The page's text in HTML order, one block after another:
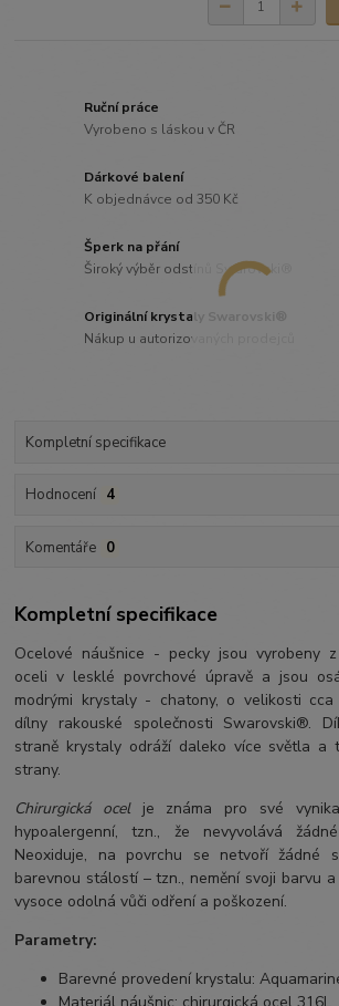
Ruční práce
Vyrobeno s láskou v ČR
Dárkové balení
K objednávce od 350 Kč
Šperk na přání
Široký výběr odstínů Swarovski®
Originální krystaly Swarovski®
Nákup u autorizovaných prodejců
Kompletní specifikace
Hodnocení 4
Komentáře 0
Kompletní specifikace
Ocelové náušnice - pecky jsou vyrobeny
oceli v lesklé povrchové úpravě a jsou
modrými krystaly - chatony, o velikosti cca
dílny rakouské společnosti Swarovski®.
straně krystaly odráží daleko více světla a
strany.
Chirurgická ocelje známa pro své
hypoalergenní, tzn., že nevyvolává
Neoxiduje, na povrchu se netvoří žádné
barevnou stálostí – tzn., nemění svoji barvu
vysoce odolná vůči odření a poškození.
Parametry:
Barevné provedení krystalu: